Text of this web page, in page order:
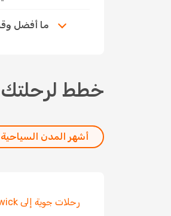
ما أفضل
خطط لرحلتك
أشهر المدن السياحية
رحلات جوية إلى Warwick